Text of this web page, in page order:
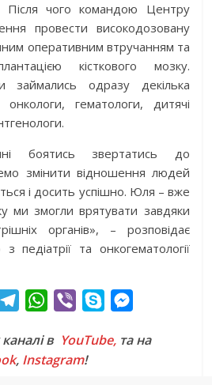
Після чого командою Центру
провести високодозовану
оперативним втручанням та
кісткового мозку.
займались одразу декілька
онкологи, гематологи, дитячі
боятись звертатись до
змінити відношення людей
і досить успішно. Юля – вже
ми змогли врятувати завдяки
органів», – розповідає
педіатрії та онкогематології
l
e
W
a
t
b
e
y
s
в YouTube, та на
, Instagram!